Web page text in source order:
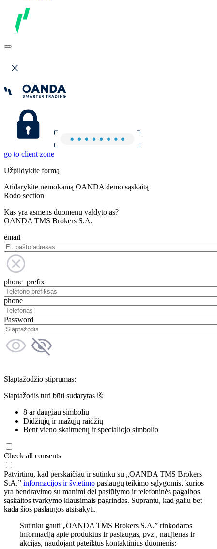
go to client zone
Užpildykite formą
Atidarykite nemokamą OANDA demo sąskaitą
Rodo section
Kas yra asmens duomenų valdytojas?
OANDA TMS Brokers S.A.
email
phone_prefix
phone
Password
Slaptažodžio stiprumas:
Slaptažodis turi būti sudarytas iš:
8 ar daugiau simbolių
Didžiųjų ir mažųjų raidžių
Bent vieno skaitmenų ir specialiojo simbolio
Check all consents
Patvirtinu, kad perskaičiau ir sutinku su „OANDA TMS Brokers
S.A.” informacijos ir švietimo paslaugų teikimo sąlygomis, kurios
yra bendravimo su manimi dėl pasiūlymo ir telefoninės pagalbos
sąskaitos tvarkymo klausimais pagrindas. Suprantu, kad galiu bet
kada šios paslaugos atsisakyti.
Sutinku gauti „OANDA TMS Brokers S.A.” rinkodaros
informaciją apie produktus ir paslaugas, pvz., naujienas ir
akcijas, naudojant pateiktus kontaktinius duomenis: